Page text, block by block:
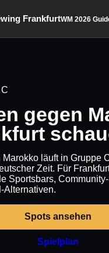
FrankfurtWM 2026
gegen
läuft in Gruppe
Zeit. Für
Sportsbars,
Alternativen.
Spots ansehen
Spielplan